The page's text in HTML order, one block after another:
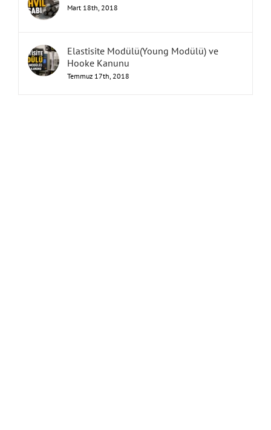
Mart 18th, 2018
Elastisite Modülü(Young Modülü) ve
Hooke Kanunu
Temmuz 17th, 2018